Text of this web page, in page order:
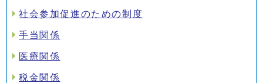
社会参加促進のための制度
手当関係
医療関係
税金関係